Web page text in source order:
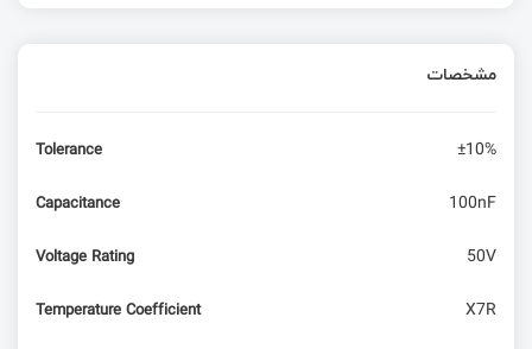
مشخصات
Tolerance ±10%
Capacitance 100nF
Voltage Rating 50V
Temperature Coefficient X7R